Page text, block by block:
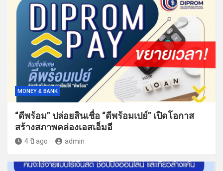
MONEY & BANK
“ดีพร้อม” ปล่อยสินเชื่อ “ดีพร้อมเปย์” เปิดโอกาส
สร้างสภาพคล่องเอสเอ็มอี
4 ปี ago admin